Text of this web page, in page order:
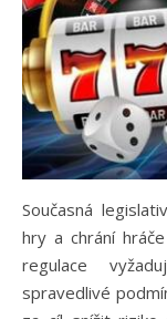
Současná
hry a chrání
regulace
spravedlivé